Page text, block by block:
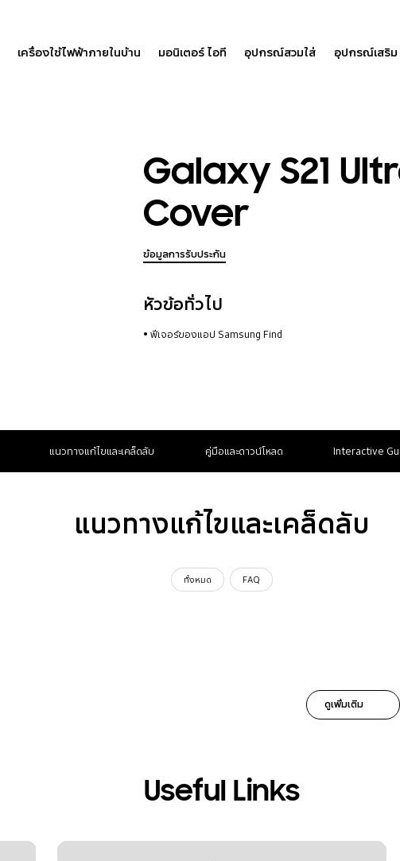
เครื่องใช้ไฟฟ้าภายในบ้าน มอนิเตอร์ ไอที อุปกรณ์สวมใส่ อุปกรณ์เสริม
Galaxy S21
Cover
ข้อมูลการรับประกัน
หัวข้อทั่วไป
ฟีเจอร์ของแอป Samsung Find
แนวทางแก้ไขและเคล็ดลับ คู่มือและดาวน์โหลด Interactive
แนวทางแก้ไขและเคล็ดลับ
ทั้งหมด FAQ
ดูเพิ่มเติม
Useful Links